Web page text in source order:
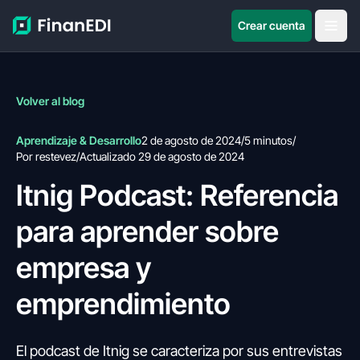
Crear cuenta
Volver al blog
Aprendizaje & Desarrollo2 de agosto de 2024/5 minutos/
Por restevez/Actualizado 29 de agosto de 2024
Itnig Podcast: Referencia
para aprender sobre
empresa y
emprendimiento
El podcast de Itnig se caracteriza por sus entrevistas